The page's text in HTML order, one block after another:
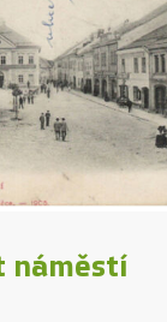
náměstí